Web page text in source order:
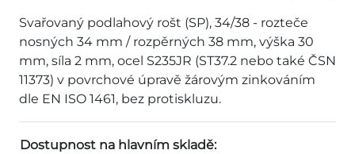
Svařovaný podlahový rošt (SP), 34/38 - rozteče
nosných 34 mm / rozpěrných 38 mm, výška 30
mm, síla 2 mm, ocel S235JR (ST37.2 nebo také ČSN
11373) v povrchové úpravě žárovým zinkováním
dle EN ISO 1461, bez protiskluzu.
Dostupnost na hlavním skladě: